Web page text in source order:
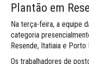
Plantão em
Na terça-feira, a equipe
categoria
Resende, Itatiaia e Porto
Os trabalhadores de